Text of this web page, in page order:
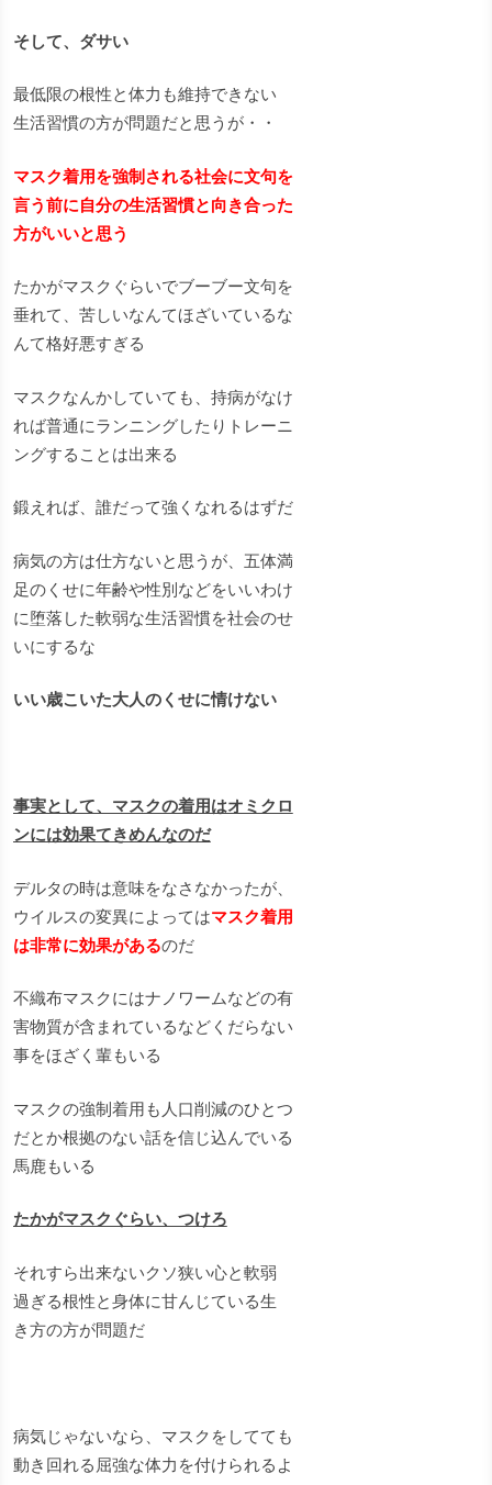
そして、ダサい
最低限の根性と体力も維持できない
生活習慣の方が問題だと思うが・・
マスク着用を強制される社会に文句を
言う前に自分の生活習慣と向き合った
方がいいと思う
たかがマスクぐらいでブーブー文句を
垂れて、苦しいなんてほざいているな
んて格好悪すぎる
マスクなんかしていても、持病がなけ
れば普通にランニングしたりトレーニ
ングすることは出来る
鍛えれば、誰だって強くなれるはずだ
病気の方は仕方ないと思うが、五体満
足のくせに年齢や性別などをいいわけ
に堕落した軟弱な生活習慣を社会のせ
いにするな
いい歳こいた大人のくせに情けない
事実として、マスクの着用はオミクロ
ンには効果てきめんなのだ
デルタの時は意味をなさなかったが、
ウイルスの変異によってはマスク着用
は非常に効果があるのだ
不織布マスクにはナノワームなどの有
害物質が含まれているなどくだらない
事をほざく輩もいる
マスクの強制着用も人口削減のひとつ
だとか根拠のない話を信じ込んでいる
馬鹿もいる
たかがマスクぐらい、つけろ
それすら出来ないクソ狭い心と軟弱
過ぎる根性と身体に甘んじている生
き方の方が問題だ
病気じゃないなら、マスクをしてても
動き回れる屈強な体力を付けられるよ